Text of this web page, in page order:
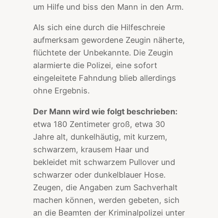
um Hilfe und biss den Mann in den Arm.
Als sich eine durch die Hilfeschreie
aufmerksam gewordene Zeugin näherte,
flüchtete der Unbekannte. Die Zeugin
alarmierte die Polizei, eine sofort
eingeleitete Fahndung blieb allerdings
ohne Ergebnis.
Der Mann wird wie folgt beschrieben:
etwa 180 Zentimeter groß, etwa 30
Jahre alt, dunkelhäutig, mit kurzem,
schwarzem, krausem Haar und
bekleidet mit schwarzem Pullover und
schwarzer oder dunkelblauer Hose.
Zeugen, die Angaben zum Sachverhalt
machen können, werden gebeten, sich
an die Beamten der Kriminalpolizei unter